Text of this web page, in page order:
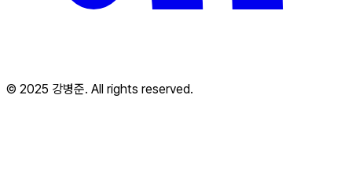
© 2025 강병준. All rights reserved.